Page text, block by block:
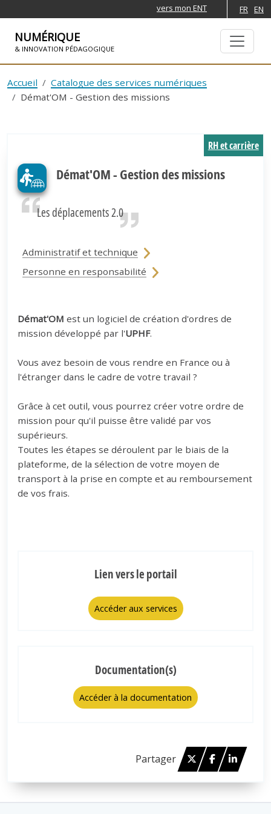
vers mon ENT FR EN
NUMÉRIQUE
& INNOVATION PÉDAGOGIQUE
Accueil
Catalogue des services numériques
Démat'OM - Gestion des missions
Démat'OM - Gestion des missions
Les déplacements 2.0
RH et carrière
Administratif et technique
Personne en responsabilité
Démat'OMest un logiciel de création d'ordres de
mission développé par l'UPHF.
Vous avez besoin de vous rendre en France ou à
l'étranger dans le cadre de votre travail ?
Grâce à cet outil, vous pourrez créer votre ordre de
mission pour qu'il puisse être validé par vos
supérieurs.
Toutes les étapes se déroulent par le biais de la
plateforme, de la sélection de votre moyen de
transport à la prise en compte et au remboursement
de vos frais.
Partager TwitterFacebook
Linked
Lien vers le portail
Accéder aux services
Documentation(s)
Accéder à la documentation